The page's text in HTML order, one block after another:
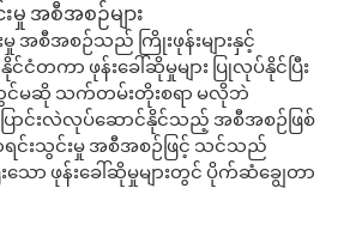
မှု အစီအစဉ်များ
အစီအစဉ်သည် ကြိုးဖုန်းများနှင့်
င်ငံတကာ ဖုန်းခေါ်ဆိုမှုများ ပြုလုပ်နိုင်ပြီး
မဆို သက်တမ်းတိုးစရာ မလိုဘဲ
ာင်းလဲလုပ်ဆောင်နိုင်သည့် အစီအစဉ်ဖြစ်
ရင်းသွင်းမှု အစီအစဉ်ဖြင့် သင်သည်
သော ဖုန်းခေါ်ဆိုမှုများတွင် ပိုက်ဆံချွေတာ